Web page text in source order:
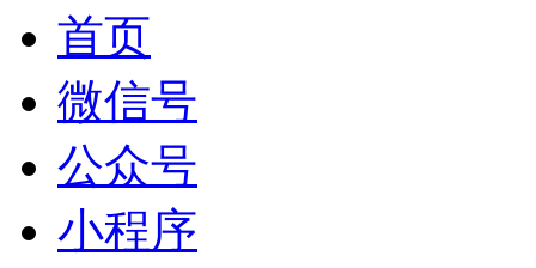
首页
微信号
公众号
小程序